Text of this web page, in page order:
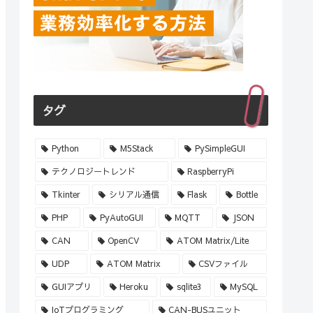
タグ
Python M5Stack PySimpleGUI
テクノロジートレンド RaspberryPi
Tkinter シリアル通信 Flask Bottle
PHP PyAutoGUI MQTT JSON
CAN OpenCV ATOM Matrix/Lite
UDP ATOM Matrix CSVファイル
GUIアプリ Heroku sqlite3 MySQL
IoTプログラミング CAN-BUSユニット